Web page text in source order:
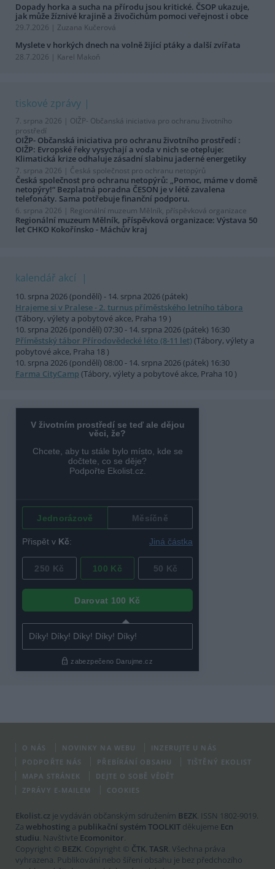
Dopady horka a sucha na přírodu jsou kritické. ČSOP ukazuje,
jak může žíznivé krajině a živočichům pomoci veřejnost i obce
29.7.2026 | Zuzana Kučerová
Myslete v horkých dnech na volně žijící ptáky a další zvířata
28.7.2026 | Karel Makoň
tiskové zprávy
7. srpna 2026 | OIŽP- Občanská iniciativa pro ochranu životního
prostředí
OIŽP- Občanská iniciativa pro ochranu životního prostředí :
OIŽP: Evropské řeky vysychají a voda v nich se otepluje:
Klimatická krize odhaluje zásadní slabinu jaderné energetiky
7. srpna 2026 | Česká společnost pro ochranu netopýrů
Česká společnost pro ochranu netopýrů: „Pomoc, máme v domě
netopýry!“ Bezplatná poradna ČESON je v létě zavalena
telefonáty. Sama potřebuje finanční podporu.
6. srpna 2026 | Regionální muzeum Mělník, příspěvková organizace
Regionální muzeum Mělník, příspěvková organizace: Výstava 50
let CHKO Kokořínsko - Máchův kraj
kalendář akcí
10. srpna 2026 (pondělí) - 14. srpna 2026 (pátek)
Hrajeme si v Pralese - 2. turnus příměstského letního tábora
(Tábory, výlety a pobytové akce, Praha 19 )
10. srpna 2026 (pondělí) 07:30 - 14. srpna 2026 (pátek) 16:30
Příměstský tábor Přírodovědecké léto (8-11 let)(Tábory, výlety a
pobytové akce, Praha 18 )
10. srpna 2026 (pondělí) 08:00 - 14. srpna 2026 (pátek) 16:30
Farma CityCamp (Tábory, výlety a pobytové akce, Praha 10 )
O NÁS NOVINKY NA WEBU
INZERUJTE U NÁS
PODPOŘTE NÁS
PŘEBÍRÁNÍ OBSAHU
TIŠTĚNÝ EKOLIST
MAPA STRÁNEK
DEJTE O SOBĚ VĚDĚT
ZPRÁVY E-MAILEM
COOKIES
Ekolist.cz je vydáván občanským sdružením BEZK. ISSN 1802-9019.
Za webhosting a publikační systém TOOLKIT děkujeme Ecn
studiu. Navštivte Ecomonitor.
Copyright © BEZK. Copyright © ČTK, TASR. Všechna práva
vyhrazena. Publikování nebo šíření obsahu je bez předchozího